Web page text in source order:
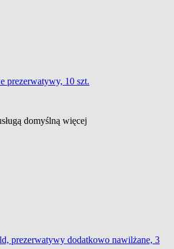
prezerwatywy, 10 szt.
domyślną więcej
prezerwatywy dodatkowo nawilżane, 3